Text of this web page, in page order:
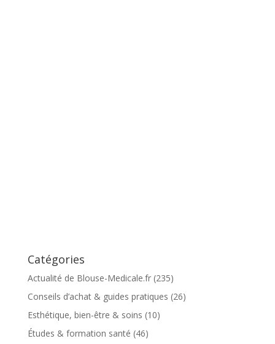
Catégories
Actualité de Blouse-Medicale.fr(235)
Conseils d’achat & guides pratiques (26)
Esthétique, bien-être & soins (10)
Études & formation santé (46)